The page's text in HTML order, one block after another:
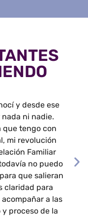
y desde ese
ni nadie.
que tengo con
mi revolución
Familiar
no puedo
que salieran
claridad para
a las
proceso de la